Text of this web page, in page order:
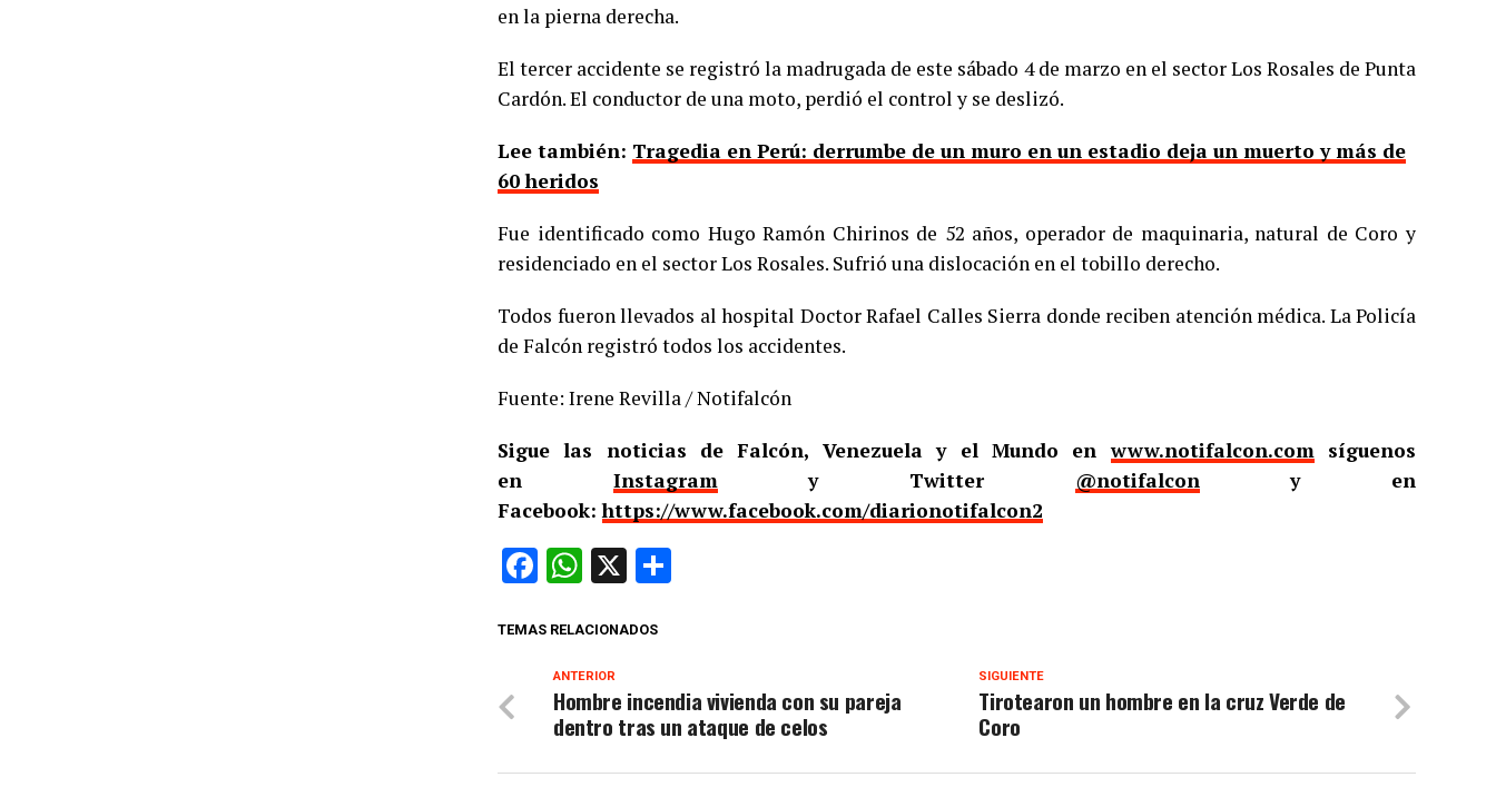
en la pierna derecha.
El tercer accidente se registró la madrugada de este sábado 4 de marzo en el sector Los Rosales de Punta
Cardón. El conductor de una moto, perdió el control y se deslizó.
Lee también: Tragedia en Perú: derrumbe de un muro en un estadio deja un muerto y más de
60 heridos
Fue identificado como Hugo Ramón Chirinos de 52 años, operador de maquinaria, natural de Coro y
residenciado en el sector Los Rosales. Sufrió una dislocación en el tobillo derecho.
Todos fueron llevados al hospital Doctor Rafael Calles Sierra donde reciben atención médica. La Policía
de Falcón registró todos los accidentes.
Fuente: Irene Revilla / Notifalcón
Sigue las noticias de Falcón, Venezuela y el Mundo enwww.notifalcon.comsíguenos
en Instagramy Twitter @notifalcony en
Facebook:https://www.facebook.com/diarionotifalcon2
Facebook
WhatsApp
X
TEMAS RELACIONADOS
SIGUIENTE
Tirotearon un hombre en la cruz Verde de
Coro
ANTERIOR
Hombre incendia vivienda con su pareja
dentro tras un ataque de celos